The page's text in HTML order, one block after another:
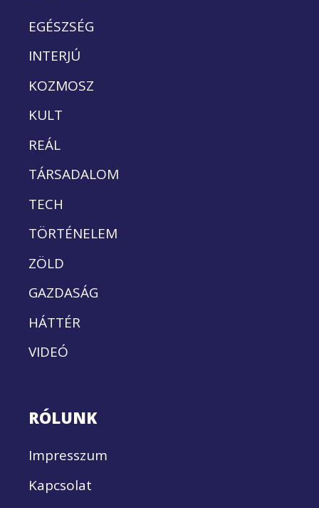
EGÉSZSÉG
INTERJÚ
KOZMOSZ
KULT
REÁL
TÁRSADALOM
TECH
TÖRTÉNELEM
ZÖLD
GAZDASÁG
HÁTTÉR
VIDEÓ
RÓLUNK
Impresszum
Kapcsolat